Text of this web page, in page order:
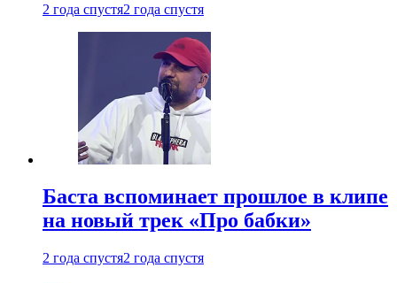
2 года спустя2 года спустя
Баста вспоминает прошлое в клипе
на новый трек «Про бабки»
2 года спустя2 года спустя